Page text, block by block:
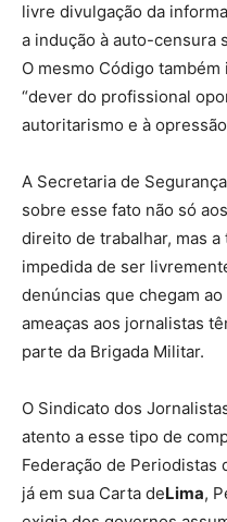
livre divulgação da
a indução à auto-censura
O mesmo Código
“dever do profissional
autoritarismo e à
A Secretaria de
sobre esse fato não só
direito de trabalhar, mas
impedida de ser
denúncias que chegam
ameaças aos jornalistas
parte da Brigada Militar.
O Sindicato dos
atento a esse tipo de
Federação de Periodistas
já em sua Carta deLima,